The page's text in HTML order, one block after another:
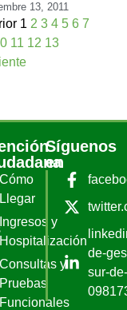
13, 2011
1 2 3 4 5 6 7
11 12 13
Llegar
Ingresos y
Hospitalización
Consultas y
Pruebas
Funcionales
Síguenos
en
de-
sur-